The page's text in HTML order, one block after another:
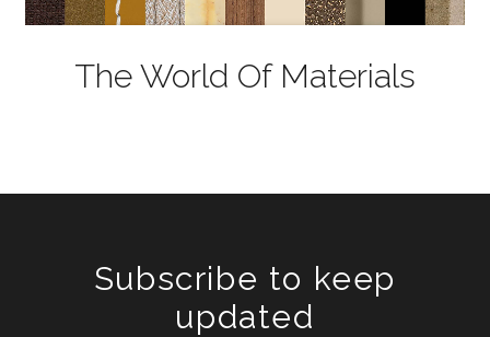
The World Of Materials
Subscribe to keep
updated